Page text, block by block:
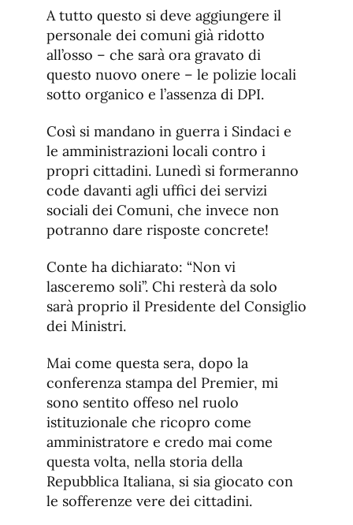
A tutto questo si deve aggiungere il
personale dei comuni già ridotto
all’osso – che sarà ora gravato di
questo nuovo onere – le polizie locali
sotto organico e l’assenza di DPI.
Così si mandano in guerra i Sindaci e
le amministrazioni locali contro i
propri cittadini. Lunedì si formeranno
code davanti agli uffici dei servizi
sociali dei Comuni, che invece non
potranno dare risposte concrete!
Conte ha dichiarato: “Non vi
lasceremo soli”. Chi resterà da solo
sarà proprio il Presidente del Consiglio
dei Ministri.
Mai come questa sera, dopo la
conferenza stampa del Premier, mi
sono sentito offeso nel ruolo
istituzionale che ricopro come
amministratore e credo mai come
questa volta, nella storia della
Repubblica Italiana, si sia giocato con
le sofferenze vere dei cittadini.